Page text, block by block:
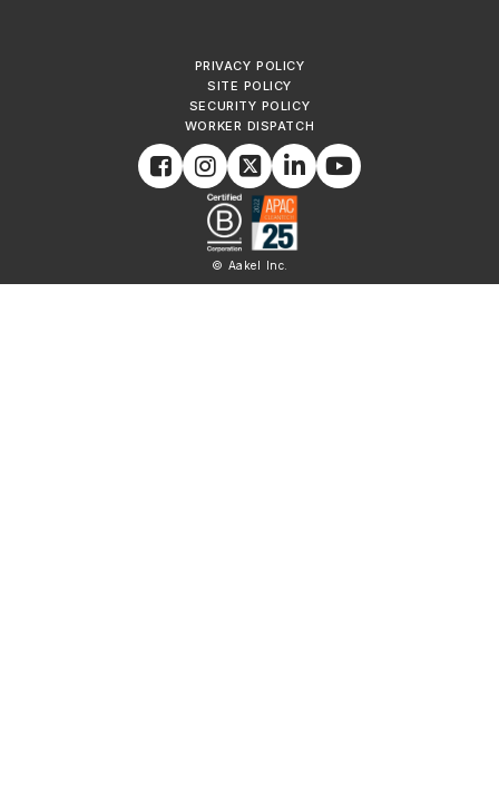
PRIVACY POLICY
SITE POLICY
SECURITY POLICY
WORKER DISPATCH
© Aakel Inc.